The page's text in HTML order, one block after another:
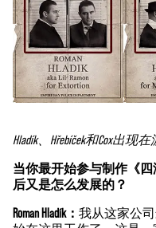
Hladík、Hřebíček和Cox出
当你最开始参与制作《
后又是怎么发展的？
Roman Hladík： 我从这家公司